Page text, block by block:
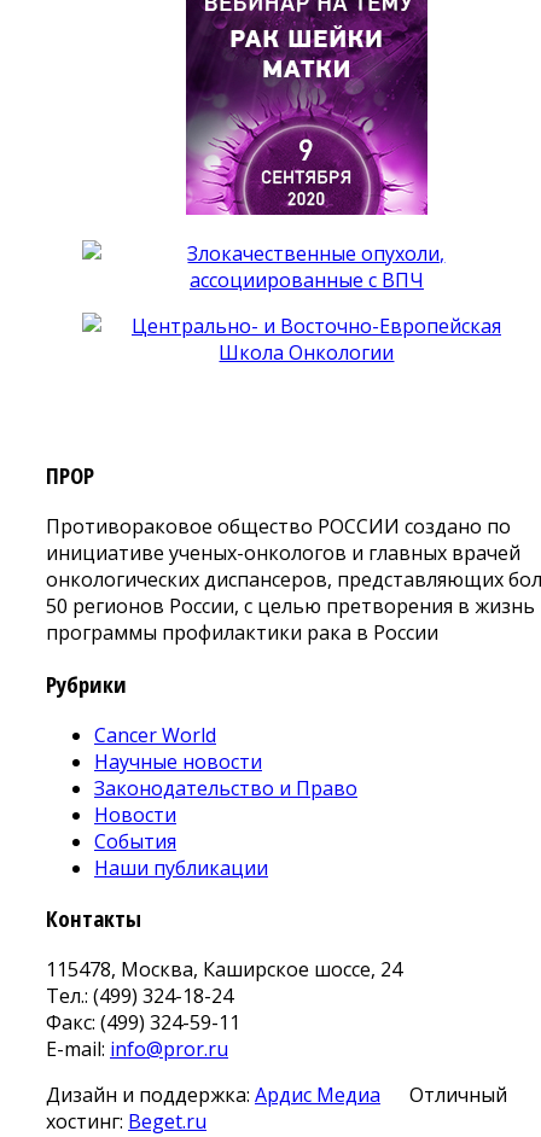
ПРОР
Противораковое общество РОССИИ создано по
инициативе ученых-онкологов и главных врачей
онкологических диспансеров, представляющих
50 регионов России, с целью претворения в жизнь
программы профилактики рака в России
Рубрики
Cancer World
Научные новости
Законодательство и Право
Новости
События
Наши публикации
Контакты
115478, Москва, Каширское шоссе, 24
Тел.: (499) 324-18-24
Факс: (499) 324-59-11
E-mail: info@pror.ru
Дизайн и поддержка: Ардис Медиа
Отличный
хостинг: Beget.ru